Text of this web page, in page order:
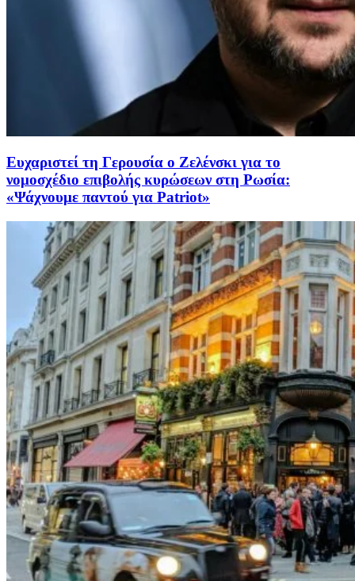
Ευχαριστεί τη Γερουσία ο Ζελένσκι για το
νομοσχέδιο επιβολής κυρώσεων στη Ρωσία:
«Ψάχνουμε παντού για Patriot»